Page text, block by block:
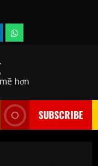
Whatsapp
hơn
SUBSCRIBE